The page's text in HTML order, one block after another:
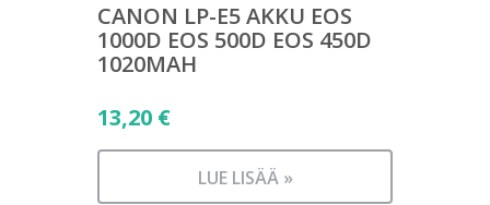
CANON LP-E5 AKKU EOS
1000D EOS 500D EOS 450D
1020MAH
13,20 €
LUE LISÄÄ »